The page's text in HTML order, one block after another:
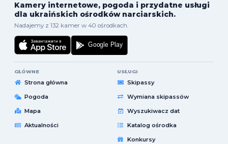
Kamery internetowe, pogoda i przydatne usługi
dla ukraińskich ośrodków narciarskich.
Nadajemy z 132 kamer w 40 ośrodkach.
GŁÓWNE
Strona główna
Pogoda
Mapa
Aktualności
USŁUGI
Skipassy
Wymiana skipassów
Wyszukiwacz dat
Katalog ośrodka
Konkursy